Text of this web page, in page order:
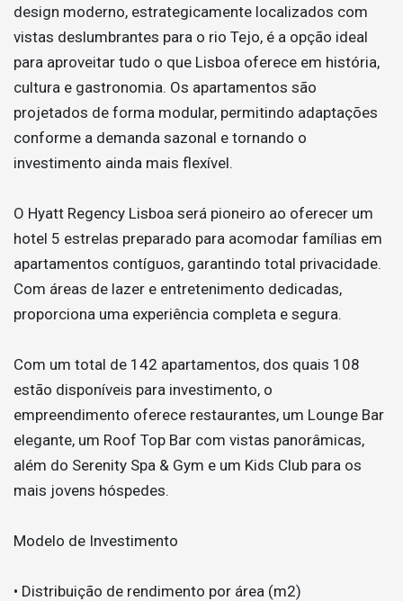
design moderno, estrategicamente localizados com
vistas deslumbrantes para o rio Tejo, é a opção ideal
para aproveitar tudo o que Lisboa oferece em história,
cultura e gastronomia. Os apartamentos são
projetados de forma modular, permitindo adaptações
conforme a demanda sazonal e tornando o
investimento ainda mais flexível.
O Hyatt Regency Lisboa será pioneiro ao oferecer um
hotel 5 estrelas preparado para acomodar famílias em
apartamentos contíguos, garantindo total privacidade.
Com áreas de lazer e entretenimento dedicadas,
proporciona uma experiência completa e segura.
Com um total de 142 apartamentos, dos quais 108
estão disponíveis para investimento, o
empreendimento oferece restaurantes, um Lounge Bar
elegante, um Roof Top Bar com vistas panorâmicas,
além do Serenity Spa & Gym e um Kids Club para os
mais jovens hóspedes.
Modelo de Investimento
• Distribuição de rendimento por área (m2)